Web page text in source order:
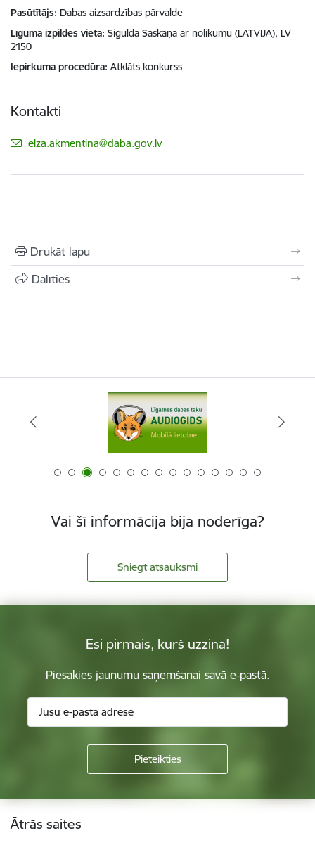
Pasūtītājs Dabas aizsardzības pārvalde
Līguma izpildes vieta Sigulda Saskaņā ar nolikumu (LATVIJA), LV-
2150
Iepirkuma procedūra Atklāts konkurss
Kontakti
E-pasts:
elza.akmentina@daba.gov.lv
Drukāt lapu
Dalīties
Vai šī informācija bija noderīga?
Sniegt atsauksmi
Esi pirmais, kurš uzzina!
Piesakies jaunumu saņemšanai savā e-pastā.
Kājene
Ātrās saites